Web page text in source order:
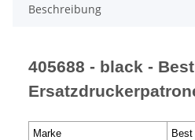
Beschreibung
405688 - black -
Marke